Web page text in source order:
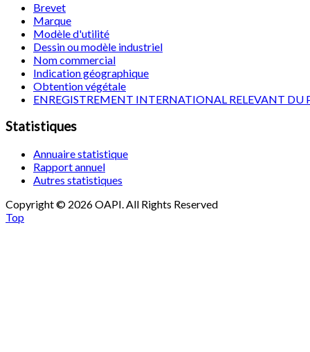
Brevet
Marque
Modèle d'utilité
Dessin ou modèle industriel
Nom commercial
Indication géographique
Obtention végétale
ENREGISTREMENT INTERNATIONAL RELEVANT DU
Statistiques
Annuaire statistique
Rapport annuel
Autres statistiques
Copyright © 2026 OAPI. All Rights Reserved
Top